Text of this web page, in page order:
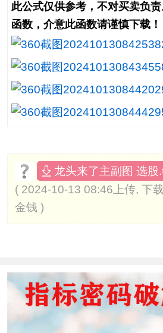
此公式仅供参考，不对买卖负
函数，介意此函数请谨慎下载！
龙头来了主副图 选股
( 2024-10-13 08:46上传, 下
金钱 )